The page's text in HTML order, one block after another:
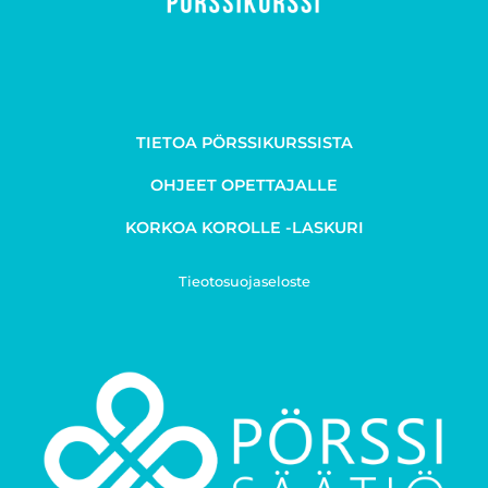
TIETOA PÖRSSIKURSSISTA
OHJEET OPETTAJALLE
KORKOA KOROLLE -LASKURI
Tieotosuojaseloste